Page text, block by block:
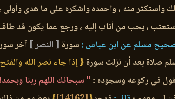
واستكثر منه ، واحمده واشكره على ما هدى
، يحب من أناب إليه ، ورجع عما يكون قد طاف
مسلم عن ابن عباس : سورة [ النصر ]آخر
صلاة بعد أن نزلت سورة{ إذا جاء نصر الله
في ركوعه وسجوده : " سبحانك اللهم ربنا